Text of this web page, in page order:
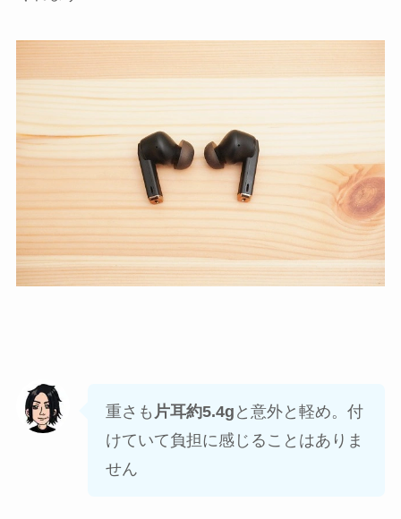
重さも 片耳約5.4g と意外と軽め。付
けていて負担に感じることはありま
せん